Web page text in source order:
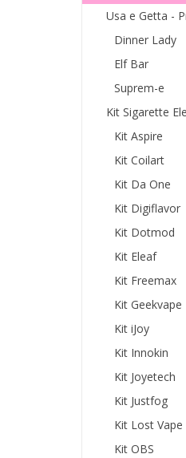
Usa e Getta -
Dinner Lady
Elf Bar
Suprem-e
Kit Sigarette
Kit Aspire
Kit Coilart
Kit Da One
Kit Digiflavor
Kit Dotmod
Kit Eleaf
Kit Freemax
Kit Geekvape
Kit iJoy
Kit Innokin
Kit Joyetech
Kit Justfog
Kit Lost Vape
Kit OBS